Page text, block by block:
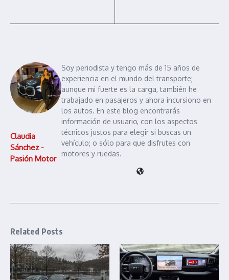
Claudia
Sánchez -
Pasión Motor
Soy periodista y tengo más de 15 años de
experiencia en el mundo del transporte;
aunque mi fuerte es la carga, también he
trabajado en pasajeros y ahora incursiono en
los autos. En este blog encontrarás
información de usuario, con los aspectos
técnicos justos para elegir si buscas un
vehículo; o sólo para que disfrutes con
motores y ruedas.
Related Posts